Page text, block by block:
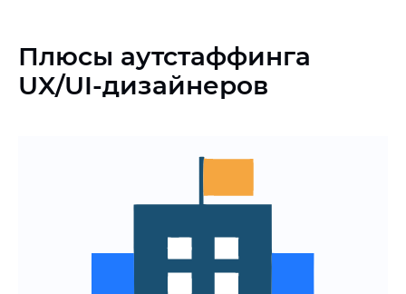
Плюсы аутстаффинга
UX/UI-дизайнеров
Гибкость в подключении дизайнеров
под конкретные задачи
Нет задачи — нет затрат
по необходимости)
Оплата за фактически выполненную